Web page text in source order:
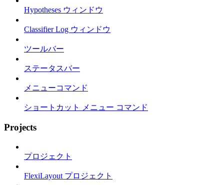
Hypotheses ウィンドウ
Classifier Log ウィンドウ
ツールバー
ステータスバー
メニューコマンド
ショートカット メニュー コマンド
Projects
プロジェクト
FlexiLayout プロジェクト